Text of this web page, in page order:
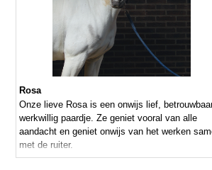
Rosa
Onze lieve Rosa is een onwijs lief,
werkwillig paardje. Ze geniet vooral van alle
aandacht en geniet onwijs van het werken
met de ruiter.